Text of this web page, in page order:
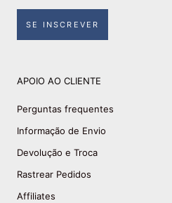
SE INSCREVER
APOIO AO CLIENTE
Perguntas frequentes
Informação de Envio
Devolução e Troca
Rastrear Pedidos
Affiliates